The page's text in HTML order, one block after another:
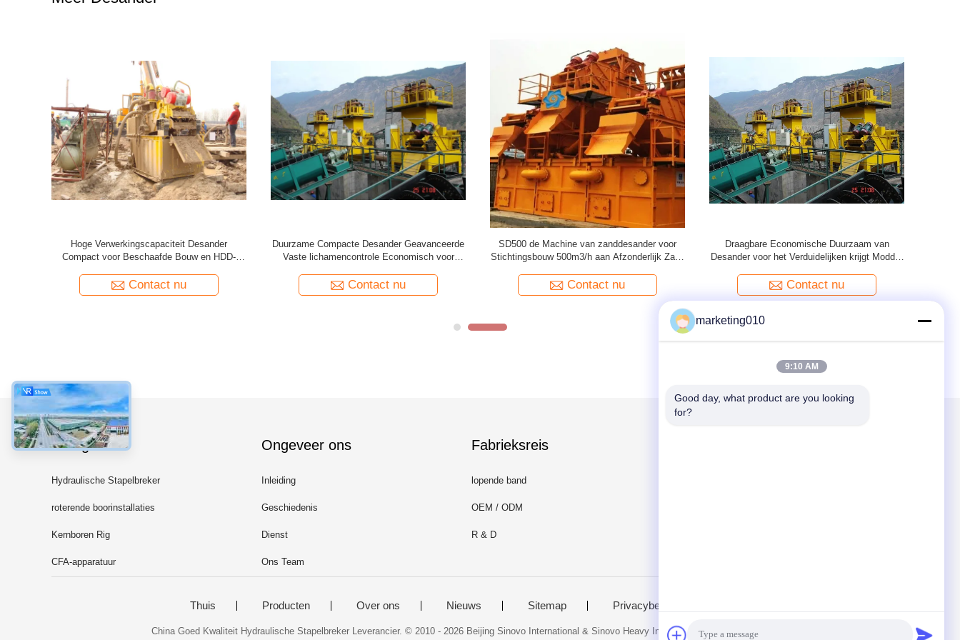
Hoge Verwerkingscapaciteit Desander
Compact voor Beschaafde Bouw en HDD-
Contact nu
Duurzame Compacte Desander Geavanceerde
Vaste lichamencontrole Economisch voor
Contact nu
SD500 de Machine van zanddesander voor
Stichtingsbouw 500m3/h aan Afzonderlijk Zand
Contact nu
Draagbare Economische Duurzaam van
Desander voor het Verduidelijken krijgt Modder
Contact nu
Categorieën
Hydraulische Stapelbreker
roterende boorinstallaties
Kernboren Rig
CFA-apparatuur
Ongeveer ons
Inleiding
Geschiedenis
Dienst
Ons Team
Fabrieksreis
lopende band
OEM / ODM
R & D
Thuis Producten Over ons Nieuws Sitemap Privacybeleid
China Goed Kwaliteit Hydraulische Stapelbreker Leverancier. © 2010 - 2026 Beijing Sinovo International & Sinovo Heavy Industry Co.Ltd.. All Rights Reserved.
marketing010
9:10 AM
Good day, what product are you looking
for?